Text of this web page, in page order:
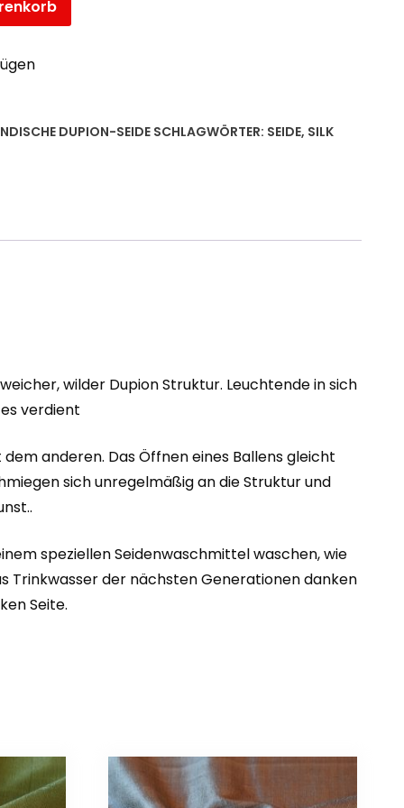
DUPION-SEIDE SCHLAGWÖRTER: SEIDE, SILK
wilder Dupion Struktur. Leuchtende in sich
verdient
anderen. Das Öffnen eines Ballens gleicht
sich unregelmäßig an die Struktur und
speziellen Seidenwaschmittel waschen, wie
Trinkwasser der nächsten Generationen danken
Seite.